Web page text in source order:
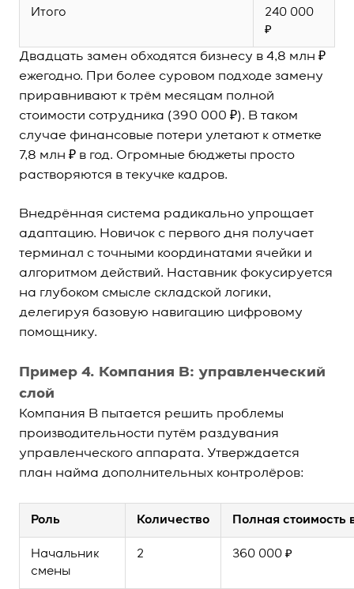
Итого
240 000
₽
Двадцать замен обходятся бизнесу в 4,8 млн ₽
ежегодно. При более суровом подходе замену
приравнивают к трём месяцам полной
стоимости сотрудника (390 000 ₽). В таком
случае финансовые потери улетают к отметке
7,8 млн ₽ в год. Огромные бюджеты просто
растворяются в текучке кадров.
Внедрённая система радикально упрощает
адаптацию. Новичок с первого дня получает
терминал с точными координатами ячейки и
алгоритмом действий. Наставник фокусируется
на глубоком смысле складской логики,
делегируя базовую навигацию цифровому
помощнику.
Пример 4. Компания В: управленческий
слой
Компания В пытается решить проблемы
производительности путём раздувания
управленческого аппарата. Утверждается
план найма дополнительных контролёров:
Роль Количество Полная стоимость
Начальник
смены
2 360 000 ₽